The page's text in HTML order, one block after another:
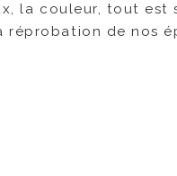
la couleur, tout est
réprobation de nos